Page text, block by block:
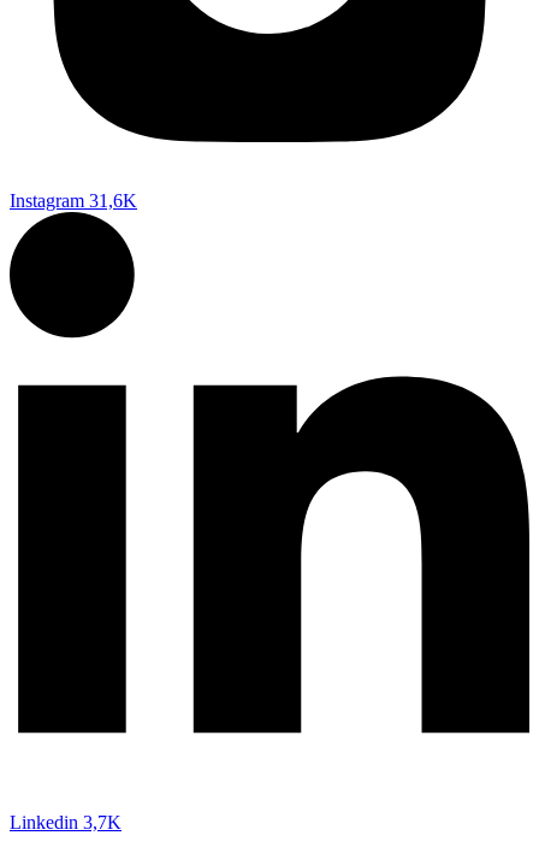
Instagram 31,6K
Linkedin 3,7K